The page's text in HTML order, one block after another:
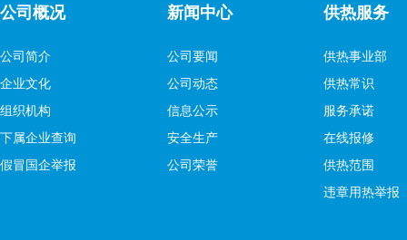
公司概况
公司简介
企业文化
组织机构
下属企业查询
假冒国企举报
新闻中心
公司要闻
公司动态
信息公示
安全生产
公司荣誉
供热服务
供热事业部
供热常识
服务承诺
在线报修
供热范围
违章用热举报